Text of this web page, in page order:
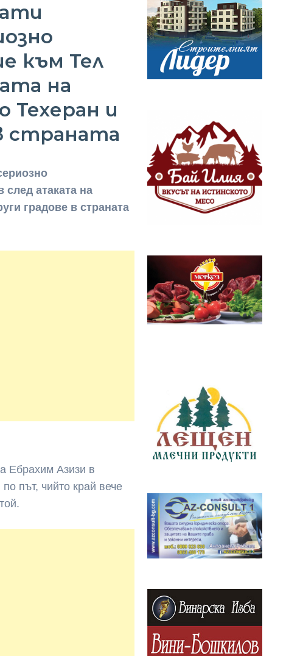
към Тел
на
Техеран и
страната
атаката на
градове в страната
Ебрахим Азизи в
път, чийто край вече